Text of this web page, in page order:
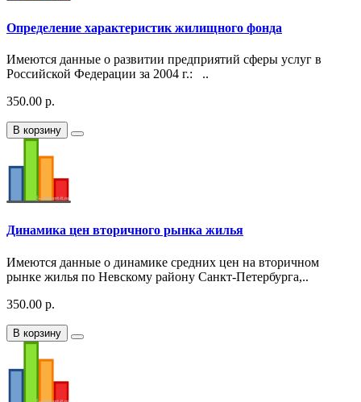
Определение характеристик жилищного фонда
Имеются данные о развитии предприятий сферы услуг в
Российской Федерации за 2004 г.: ..
350.00 р.
В корзину
Динамика цен вторичного рынка жилья
Имеются данные о динамике средних цен на вторичном
рынке жилья по Невскому району Санкт-Петербурга,..
350.00 р.
В корзину